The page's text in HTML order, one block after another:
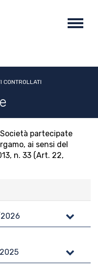
CONTROLLATI
partecipate
ai sensi del
n. 33 (Art. 22,